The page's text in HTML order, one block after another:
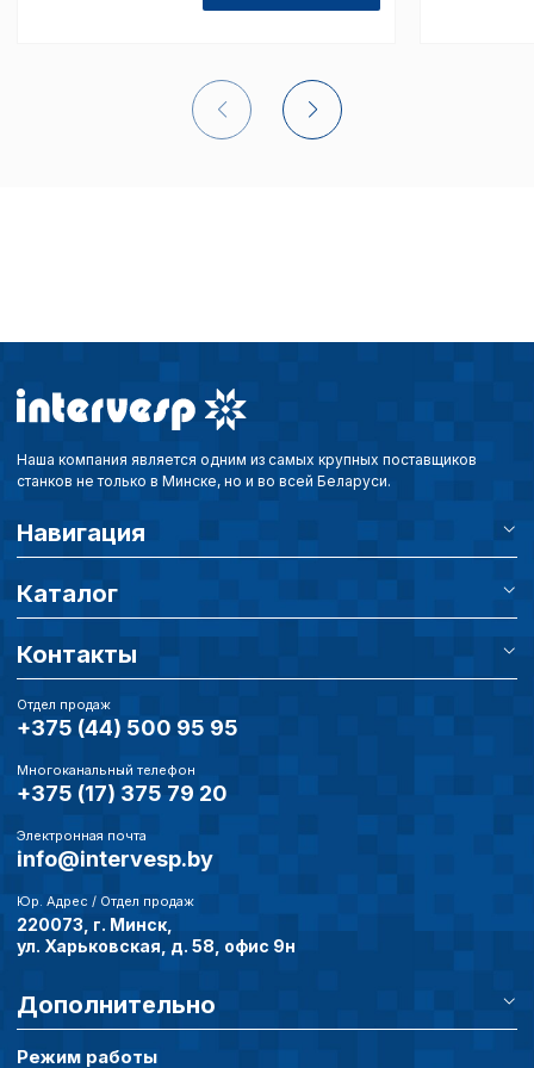
Наша компания является одним из самых крупных поставщиков
станков не только в Минске, но и во всей Беларуси.
Навигация
Каталог
Контакты
Отдел продаж
+375 (44) 500 95 95
Многоканальный телефон
+375 (17) 375 79 20
Электронная почта
info@intervesp.by
Юр. Адрес / Отдел продаж
220073, г. Минск,
ул. Харьковская, д. 58, офис 9н
Дополнительно
Режим работы
списком файлов cookie
исходя из
пользователей.